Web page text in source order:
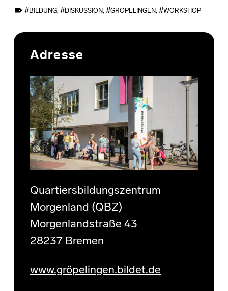
BILDUNG, DISKUSSION, GRÖPELINGEN, WORKSHOP
Skip back to main navigation
Adresse
Quartiersbildungszentrum
Morgenland (QBZ)
Morgenlandstraße 43
28237 Bremen
www.gröpelingen.bildet.de